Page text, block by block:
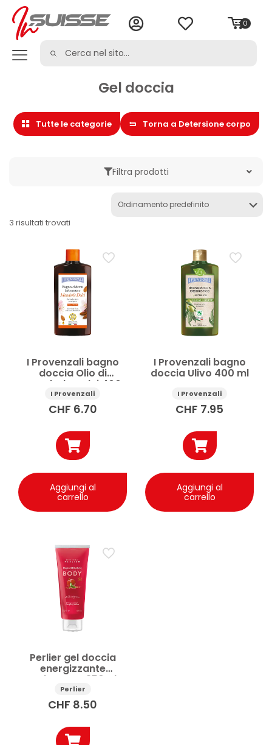
0
Gel doccia
Tutte le categorie Torna a Detersione corpo
Filtra prodotti
Bagno e sali da bagno
Cura della persona
Detergente corpo bio
Detergente corpo e capelli uomo
Detersione corpo
Doccia crema
Gel doccia
Olio doccia
Prezzo
3 risultati trovati
I Provenzali bagno
doccia Olio di
Mandorle Dolci 400
ml
I Provenzali
CHF 6.70
Aggiungi al
carrello
I Provenzali bagno
doccia Ulivo 400 ml
I Provenzali
CHF 7.95
Aggiungi al
carrello
Perlier gel doccia
energizzante
Melograno 250ml
Perlier
CHF 8.50